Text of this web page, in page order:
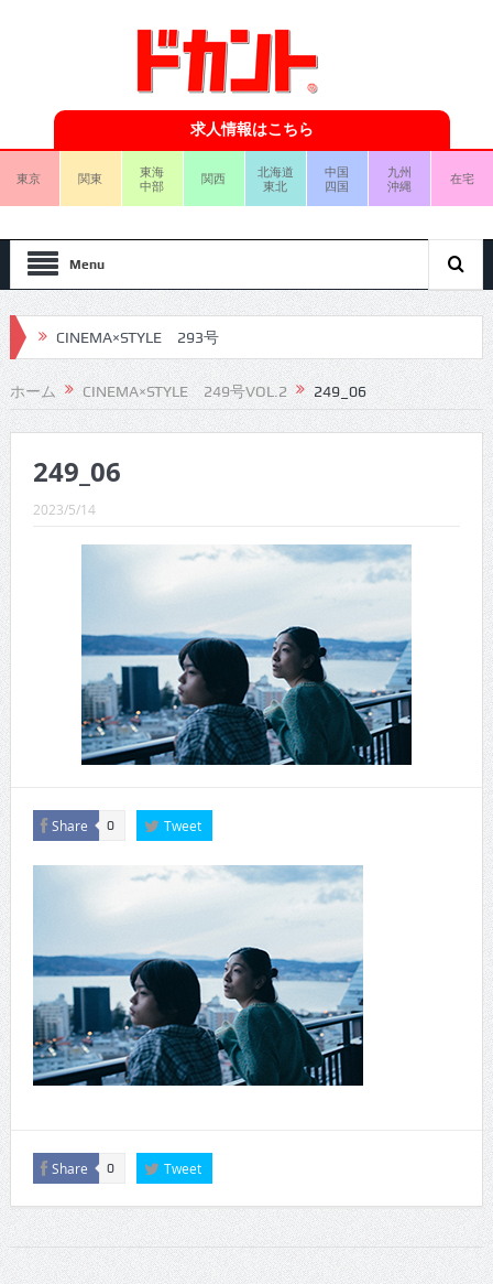
求人情報はこちら
東京 関東
東海
中部
関西
北海道
東北
中国
四国
九州
沖縄
在宅
Menu
CINEMA×STYLE 293号
CINEMA×STYLE 292号
CINEMA×STYLE 291号
CINEMA×STYLE 290号
CINEMA×STYLE 289号
CINEMA×STYLE 288号
CINEMA×STYLE 286号
CINEMA×STYLE 285号
CINEMA×STYLE 294号
ホーム CINEMA×STYLE 249号VOL.2 249_06
249_06
2023/5/14
Share 0 Tweet
Share 0 Tweet